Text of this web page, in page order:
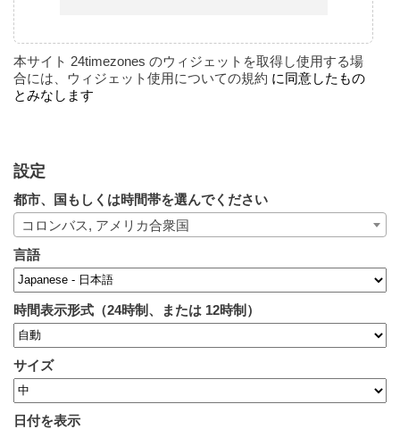
本サイト 24timezones のウィジェットを取得し使用する場
合には、ウィジェット使用についての規約 に同意したもの
とみなします
設定
都市、国もしくは時間帯を選んでください
コロンバス, アメリカ合衆国
言語
時間表示形式（24時制、または 12時制）
サイズ
日付を表示